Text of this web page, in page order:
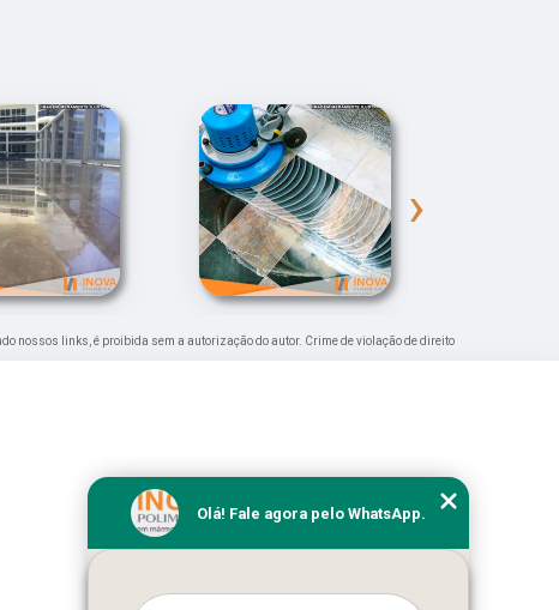
›
nossos links, é proibida sem a autorização do autor. Crime de violação de direito
Olá! Fale agora pelo WhatsApp.